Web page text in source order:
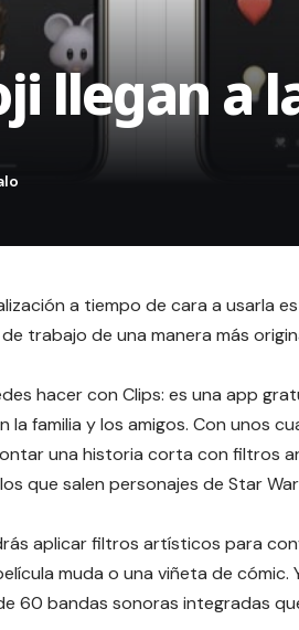
llegan a
a tiempo de cara a usarla
trabajo de una manera más
hacer con Clips: es una app
familia y los amigos. Con unos
una historia corta con filtros
que salen personajes de Star
aplicar filtros artísticos para
muda o una viñeta de cómic.
60 bandas sonoras integradas